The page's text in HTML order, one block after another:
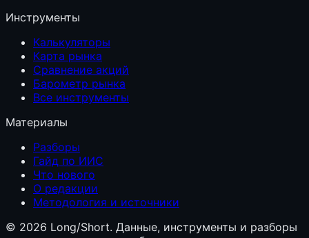
Инструменты
Калькуляторы
Карта рынка
Сравнение акций
Барометр рынка
Все инструменты
Материалы
Разборы
Гайд по ИИС
Что нового
О редакции
Методология и источники
© 2026 Long/Short. Данные, инструменты и разборы